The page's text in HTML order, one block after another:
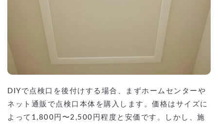
DIYで点検口を後付けする場合、まずホームセンターや
ネット通販で点検口本体を購入します。価格はサイズに
よって1,800円〜2,500円程度と安価です。しかし、施